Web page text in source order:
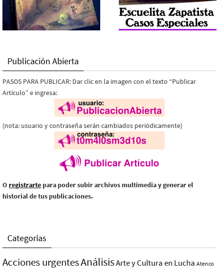
Publicación Abierta
PASOS PARA PUBLICAR: Dar clic en la imagen con el texto “Publicar
Artículo” e ingresa:
(nota: usuario y contraseña serán cambiados periódicamente)
O registrarte para poder subir archivos multimedia y generar el
historial de tus publicaciones.
Categorías
Acciones urgentesAnálisisArte y Cultura en Lucha Atenco